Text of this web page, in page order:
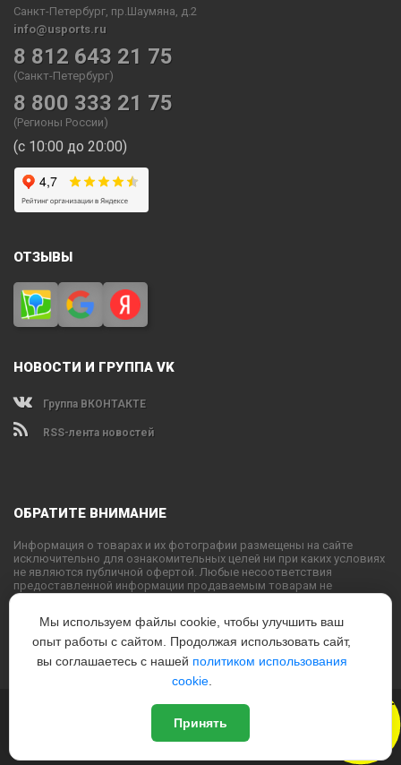
Санкт-Петербург, пр.Шаумяна, д.2
info@usports.ru
8 812 643 21 75
(Санкт-Петербург)
8 800 333 21 75
(Регионы России)
(с 10:00 до 20:00)
ОТЗЫВЫ
НОВОСТИ И ГРУППА VK
Группа ВКОНТАКТЕ
RSS-лента новостей
ОБРАТИТЕ ВНИМАНИЕ
Информация о товарах и их фотографии размещены на сайте
исключительно для ознакомительных целей ни при каких условиях
не являются публичной офертой. Любые несоответствия
предоставленной информации продаваемым товарам не
являются основанием для претензий, так как внешний вид и
свое усмотрение.
Использование текстовых или графических материалов с сайта
запрещено без согласования с администрацией USPORTS
Политика конфиденциальности
Мы используем файлы cookie, чтобы улучшить ваш
опыт работы с сайтом. Продолжая использовать сайт,
вы соглашаетесь с нашей политиком использования
cookie.
Принять
Новый
Дизайн